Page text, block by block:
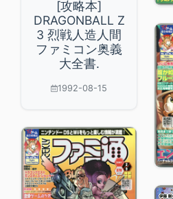
[攻略本]
DRAGONBALL Z
3 烈戦人造人間
ファミコン奥義
大全書.
1992-08-15